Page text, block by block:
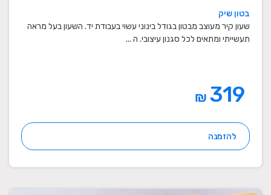
מעוצב, שעון מיוחד, שעון תעשייתי, שעון לסלון,
שעון קיר
בטון שיק
שעון קיר מעוצב מבטון בגודל בינוני עשוי בעבודת יד. השעון בעל מראה
תעשייתי ומתאים לכל סגנון עיצובי. ה ...
₪
להזמנה